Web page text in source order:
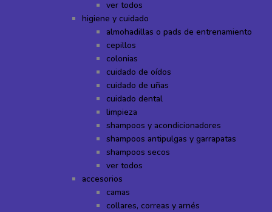
ver todos
higiene y cuidado
almohadillas o pads de entrenamiento
cepillos
colonias
cuidado de oídos
cuidado de uñas
cuidado dental
limpieza
shampoos y acondicionadores
shampoos antipulgas y garrapatas
shampoos secos
ver todos
accesorios
camas
collares, correas y arnés